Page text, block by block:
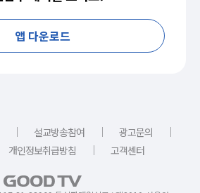
앱 다운로드
｜ 설교방송참여 ｜ 광고문의
｜
개인정보취급방침 ｜ 고객센터